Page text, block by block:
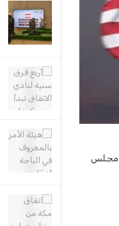
القادم، في حال فشل مجلس